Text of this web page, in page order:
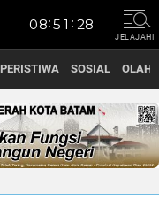
JELAJAHI
PERISTIWA SOSIAL